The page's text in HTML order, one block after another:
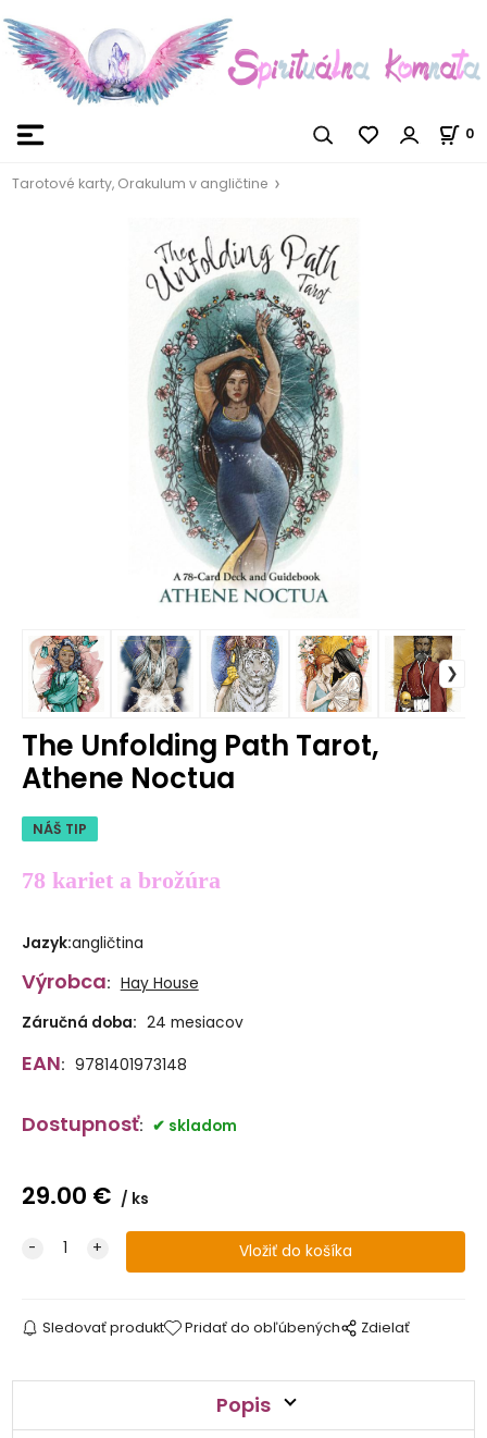
0
Tarotové karty, Orakulum v angličtine
The Unfolding Path Tarot,
Athene Noctua
NÁŠ TIP
78 kariet a brožúra
Jazyk:angličtina
Výrobca: Hay House
Záručná doba: 24 mesiacov
EAN: 9781401973148
Dostupnosť: skladom
29.00 € ks
Sledovať produkt Pridať do obľúbených Zdielať
Popis